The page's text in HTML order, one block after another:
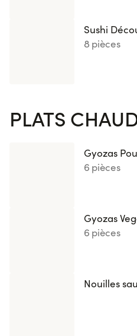
Sushi
8 pièces
PLATS
Gyozas
6 pièces
Gyozas
6 pièces
Nouilles